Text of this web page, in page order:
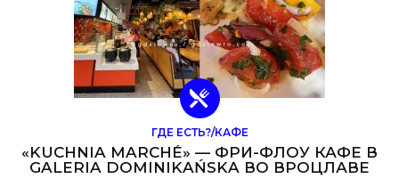
ГДЕ ЕСТЬ?/КАФЕ
«KUCHNIA MARCHÉ» — ФРИ-ФЛОУ КАФЕ В
GALERIA DOMINIKAŃSKA ВО ВРОЦЛАВЕ